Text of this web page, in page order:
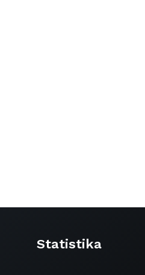
Statistika